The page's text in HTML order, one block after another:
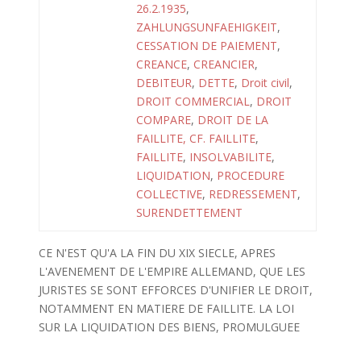
26.2.1935,
ZAHLUNGSUNFAEHIGKEIT,
CESSATION DE PAIEMENT,
CREANCE, CREANCIER,
DEBITEUR, DETTE, Droit civil,
DROIT COMMERCIAL, DROIT
COMPARE, DROIT DE LA
FAILLITE, CF. FAILLITE,
FAILLITE, INSOLVABILITE,
LIQUIDATION, PROCEDURE
COLLECTIVE, REDRESSEMENT,
SURENDETTEMENT
CE N'EST QU'A LA FIN DU XIX SIECLE, APRES
L'AVENEMENT DE L'EMPIRE ALLEMAND, QUE LES
JURISTES SE SONT EFFORCES D'UNIFIER LE DROIT,
NOTAMMENT EN MATIERE DE FAILLITE. LA LOI
SUR LA LIQUIDATION DES BIENS, PROMULGUEE